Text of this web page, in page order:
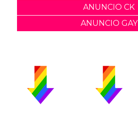
ANUNCIO CK
ANUNCIO GAY